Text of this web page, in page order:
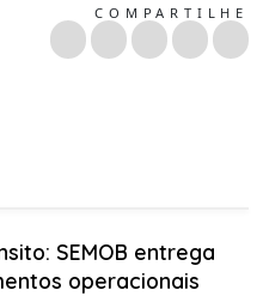
COMPARTILHE
SEMOB entrega
operacionais